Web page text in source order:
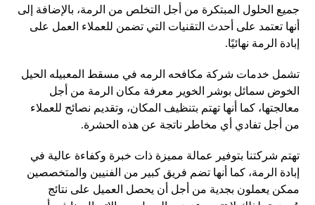
جميع الحلول المبتكرة من أجل التخلص من الرمة، بالإضافة إلى
أنها تعتمد على أحدث التقنيات التي تضمن للعملاء العمل على
إبادة الرمة نهائيًا.
تشمل خدمات شركة مكافحه الرمه في مسقط المعبيله الحيل
الخوض سمائل بوشر الخوير معرفة مكان الرمة من أجل
معالجتها، كما أنها تهتم بتنظيف المكان، وتقديم نصائح للعملاء
من أجل تفادي أي مخاطر ناتجة عن هذه الحشرة.
تهتم شركتنا بتوفير عمالة مميزة ذات خبرة وكفاءة عالية في
إبادة الرمة، كما أنها تضم فريق كبير من الفنيين والمتخصصين
ممكن يعملون بجدية من أجل أن يحصل العميل على نتائج